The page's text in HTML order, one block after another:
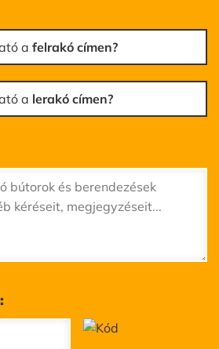
a felrakó címen?
a lerakó címen?